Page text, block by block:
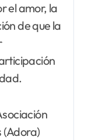
el amor, la
de que la
(Adora)